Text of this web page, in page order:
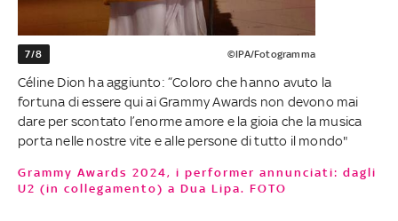
7/8 ©IPA/Fotogramma
Céline Dion ha aggiunto: “Coloro che hanno avuto la
fortuna di essere qui ai Grammy Awards non devono mai
dare per scontato l’enorme amore e la gioia che la musica
porta nelle nostre vite e alle persone di tutto il mondo"
Grammy Awards 2024, i performer annunciati: dagli
U2 (in collegamento) a Dua Lipa. FOTO